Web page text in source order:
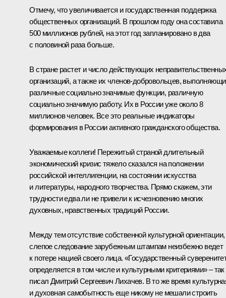
Отмечу, что увеличивается и государственная поддержка
общественных организаций. В прошлом году она составила
500 миллионов рублей, на этот год запланировано в два
с половиной раза больше.
В стране растет и число действующих
организаций, а также их членов-добровольцев,
различные социально значимые функции, различную
социально значимую работу. Их в России уже около 8
миллионов человек. Все это реальные индикаторы
формирования в России активного гражданского общества.
Уважаемые коллеги! Пережитый страной длительный
экономический кризис тяжело сказался на положении
российской интеллигенции, на состоянии искусства
и литературы, народного творчества. Прямо скажем, эти
трудности едва ли не привели к исчезновению многих
духовных, нравственных традиций России.
Между тем отсутствие собственной культурной ориентации,
слепое следование зарубежным штампам неизбежно ведет
к потере нацией своего лица. «Государственный
определяется в том числе и культурными критериями» – так
писал Дмитрий Сергеевич Лихачев. В то же время
и духовная самобытность еще никому не мешали строить